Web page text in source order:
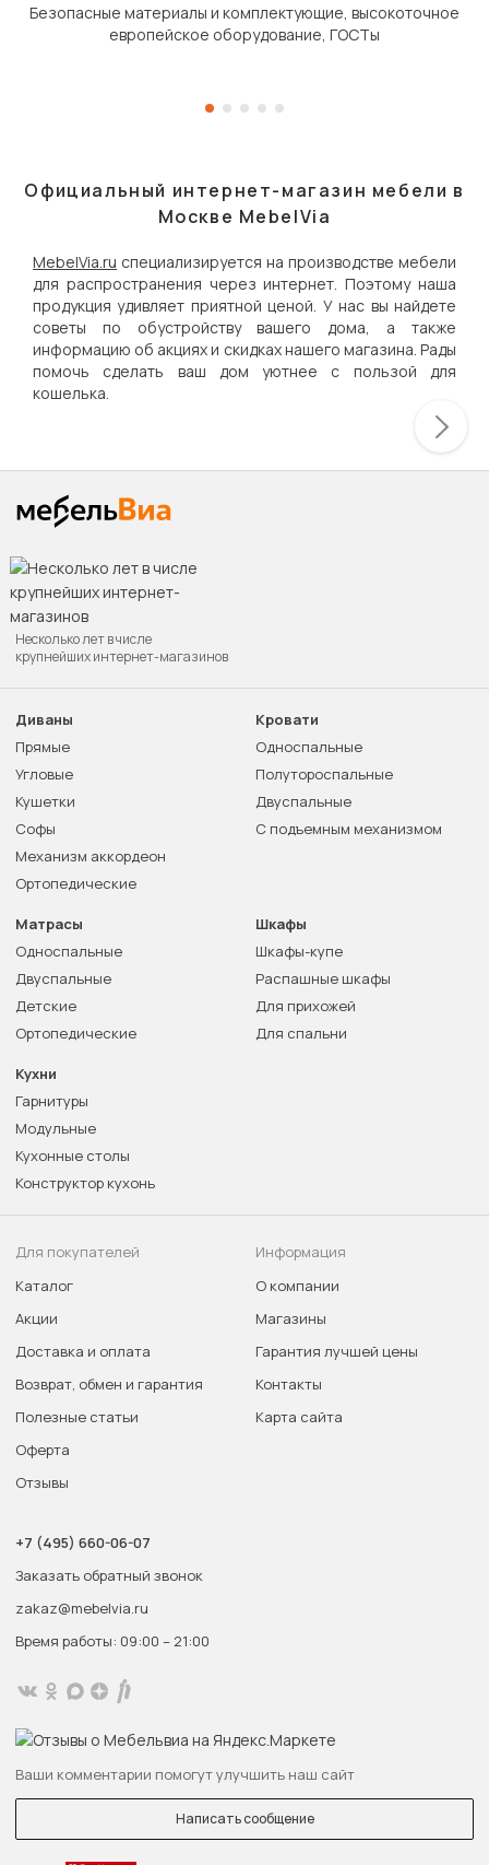
Безопасные материалы и комплектующие, высокоточное
европейское оборудование, ГОСТы
Официальный интернет-магазин мебели в
Москве MebelVia
MebelVia.ru специализируется на производстве мебели
для распространения через интернет. Поэтому наша
продукция удивляет приятной ценой. У нас вы найдете
советы по обустройству вашего дома, а также
информацию об акциях и скидках нашего магазина. Рады
помочь сделать ваш дом уютнее с пользой для
кошелька.
Несколько лет в числе
крупнейших интернет-магазинов
Диваны
Прямые
Угловые
Кушетки
Софы
Механизм аккордеон
Ортопедические
Кровати
Односпальные
Полутороспальные
Двуспальные
С подъемным механизмом
Матрасы
Односпальные
Двуспальные
Детские
Ортопедические
Шкафы
Шкафы-купе
Распашные шкафы
Для прихожей
Для спальни
Кухни
Гарнитуры
Модульные
Кухонные столы
Конструктор кухонь
Для покупателей
Каталог
Акции
Доставка и оплата
Возврат, обмен и гарантия
Полезные статьи
Оферта
Отзывы
Информация
О компании
Магазины
Гарантия лучшей цены
Контакты
Карта сайта
+7 (495) 660-06-07
Заказать обратный звонок
zakaz@mebelvia.ru
Время работы: 09:00 – 21:00
Ваши комментарии помогут улучшить наш сайт
Написать сообщение